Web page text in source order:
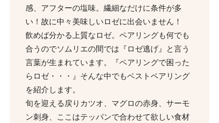
感、アフターの塩味。繊細なだけに条件が多
い！故に中々美味しいロゼに出会いません！
飲めば分かる上質なロゼ。ペアリングも何でも
合うのでソムリエの間では『ロゼ逃げ』と言う
言葉が生まれています。『ペアリングで困った
らロゼ・・・』そんな中でもベストペアリング
を紹介します。
旬を迎える戻りカツオ、マグロの赤身、サーモ
ン刺身、ここはテッパンで合わせて欲しい食材